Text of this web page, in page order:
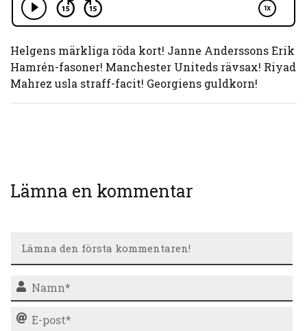
Helgens märkliga röda kort! Janne Anderssons Erik
Hamrén-fasoner! Manchester Uniteds rävsax! Riyad
Mahrez usla straff-facit! Georgiens guldkorn!
Lämna en kommentar